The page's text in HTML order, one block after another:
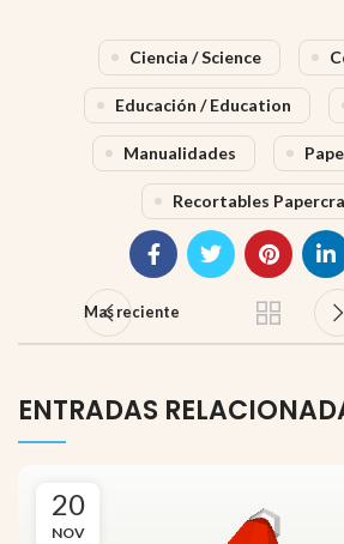
Ciencia / Science
Educación / Education
Manualidades
Recortables
Mas reciente
ENTRADAS
20
NOV